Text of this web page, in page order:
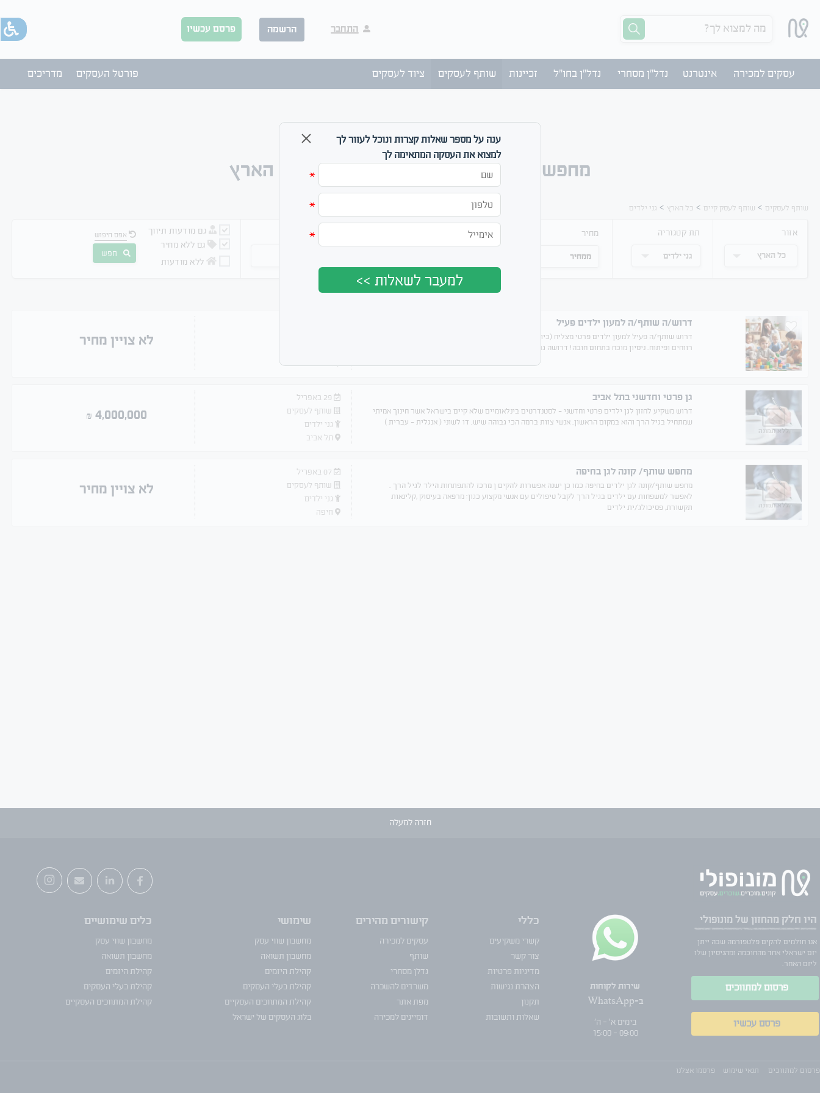
מה למצוא לך? התחבר הרשמה פרסם עכשיו
עסקים למכירה אינטרנט נדל"ן מסחרי נדל"ן בחו"ל זכיינות שותף לעסקים ציוד לעסקים מדריכים פורטל העסקים
מחפש שותף לעסק קיים לגני ילדים בכל הארץ
לוח שותף לעסק קיים בתחום גני ילדים בכל הארץ
שותף לעסקים > שותף לעסק קיים > כל הארץ > גני ילדים
אזור
כל הארץ
תת קטגוריה מחיר ביטוי
גם מודעות תיווך
גם ללא מחיר
ללא מודעות
אפס חיפוש
חפש
דרוש/ה שותף/ה למעון ילדים פעיל
רווחים ופיתוח. ניסיון מוכח בתחום חובה! דרושה גם גננת מנהלת מנוסה.
אזור ירושלים
לא צויין מחיר
ללא תמונה
גן פרטי וחדשני בתל אביב
דרוש משקיע לחזון לגן ילדים פרטי וחדשני - לסטנדרטים בינלאומיים שלא קיים בישראל אשר חינוך אמיתי
שמתחיל בגיל הרך והוא במקום הראשון. אנשי צוות ברמה הכי גבוהה שיש. דו לשוני ( אנגלית - עברית )
שותף לעסקים
גני ילדים
תל אביב
4,000,000
₪
ללא תמונה
מחפש שותף/ קונה לגן בחיפה
מחפש שותף/קונה לגן ילדים בחיפה כמו כן ישנה אפשרות להקים ן מרכז להתפתחות הילד לגיל הרך .
לאפשר למשפחות עם ילדים בגיל הרך לקבל טיפולים עם אנשי מקצוע כגון: מרפאה בעיסוק ,קלינאות
תקשורת, פסיכולג/ית ילדים
שותף לעסקים
גני ילדים
חיפה
לא צויין מחיר
חזרה למעלה
היו חלק מהחזון של מונופולי
אנו חולמים להקים פלטפורמה שבה ייתן
יזם ישראלי אחד מהחוכמה ומהניסיון שלו
ליזם האחר.
פרסום למתווכים
פרסם עכשיו
שירות לקוחות
ב-WhatsApp
בימים א' - ה'
09:00 - 15:00
כללי
קשרי משקיעים
צור קשר
מדיניות פרטיות
הצהרת נגישות
תקנון
שאלות ותשובות
קישורים מהירים
עסקים למכירה
שותף
נדלן מסחרי
משרדים להשכרה
מפת אתר
דומיינים למכירה
שימושי
מחשבון שווי עסק
מחשבון תשואה
קהילת היזמים
קהילת בעלי העסקים
קהילת המתווכים העסקיים
בלוג העסקים של ישראל
כלים שימושיים
מחשבון שווי עסק
מחשבון תשואה
קהילת היזמים
קהילת בעלי העסקים
קהילת המתווכים העסקיים
פרסום למתווכים תנאי שימוש פרסמו אצלנו
ענה על מספר שאלות קצרות ונוכל לעזור לך
למצוא את העסקה המתאימה לך
*
*
*
למעבר לשאלות >>